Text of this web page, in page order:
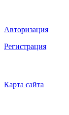
Авторизация
Регистрация
Карта сайта